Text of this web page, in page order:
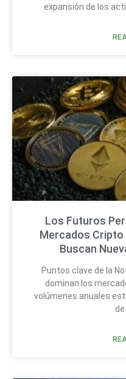
expansión de los
Los Futuros
Mercados
Buscan
Puntos clave de la
dominan los
volúmenes anuales